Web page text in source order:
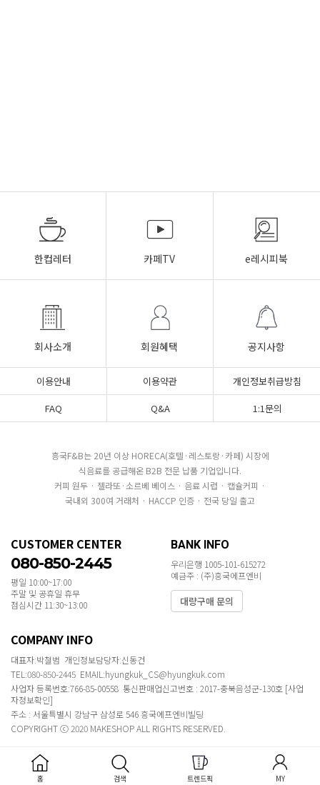
한컵레터 카페TV e레시피북
회사소개 회원혜택 공지사항
이용안내 이용약관
개인정보취급방침
FAQ
Q&A 1:1문의
흥국F&B는 20년 이상 HORECA(호텔·레스토랑·카페) 시장에
식음료를 공급해온 B2B 전문 납품 기업입니다.
커피 원두 · 젤라또·소르베 베이스 · 음료 시럽 · 캡슐커피 ·
국내외 300여 거래처 · HACCP 인증 · 전국 당일 출고
CUSTOMER CENTER
080-850-2445
평일 10:00~17:00
주말 및 공휴일 휴무
점심시간 11:30~13:00
BANK INFO
우리은행 1005-101-615272
예금주 : (주)흥국에프엔비
대량구매 문의
COMPANY INFO
대표자:박철범 개인정보담당자:신동건
TEL:080-850-2445 EMAIL:hyungkuk_CS@hyungkuk.com
사업자 등록번호:766-85-00558 통신판매업신고번호 : 2017-충북음성군-130호 [사업
자정보확인]
주소 : 서울특별시 강남구 삼성로 546 흥국에프엔비빌딩
COPYRIGHT ⓒ 2020 MAKESHOP ALL RIGHTS RESERVED.
홈 검색 트렌드픽 MY